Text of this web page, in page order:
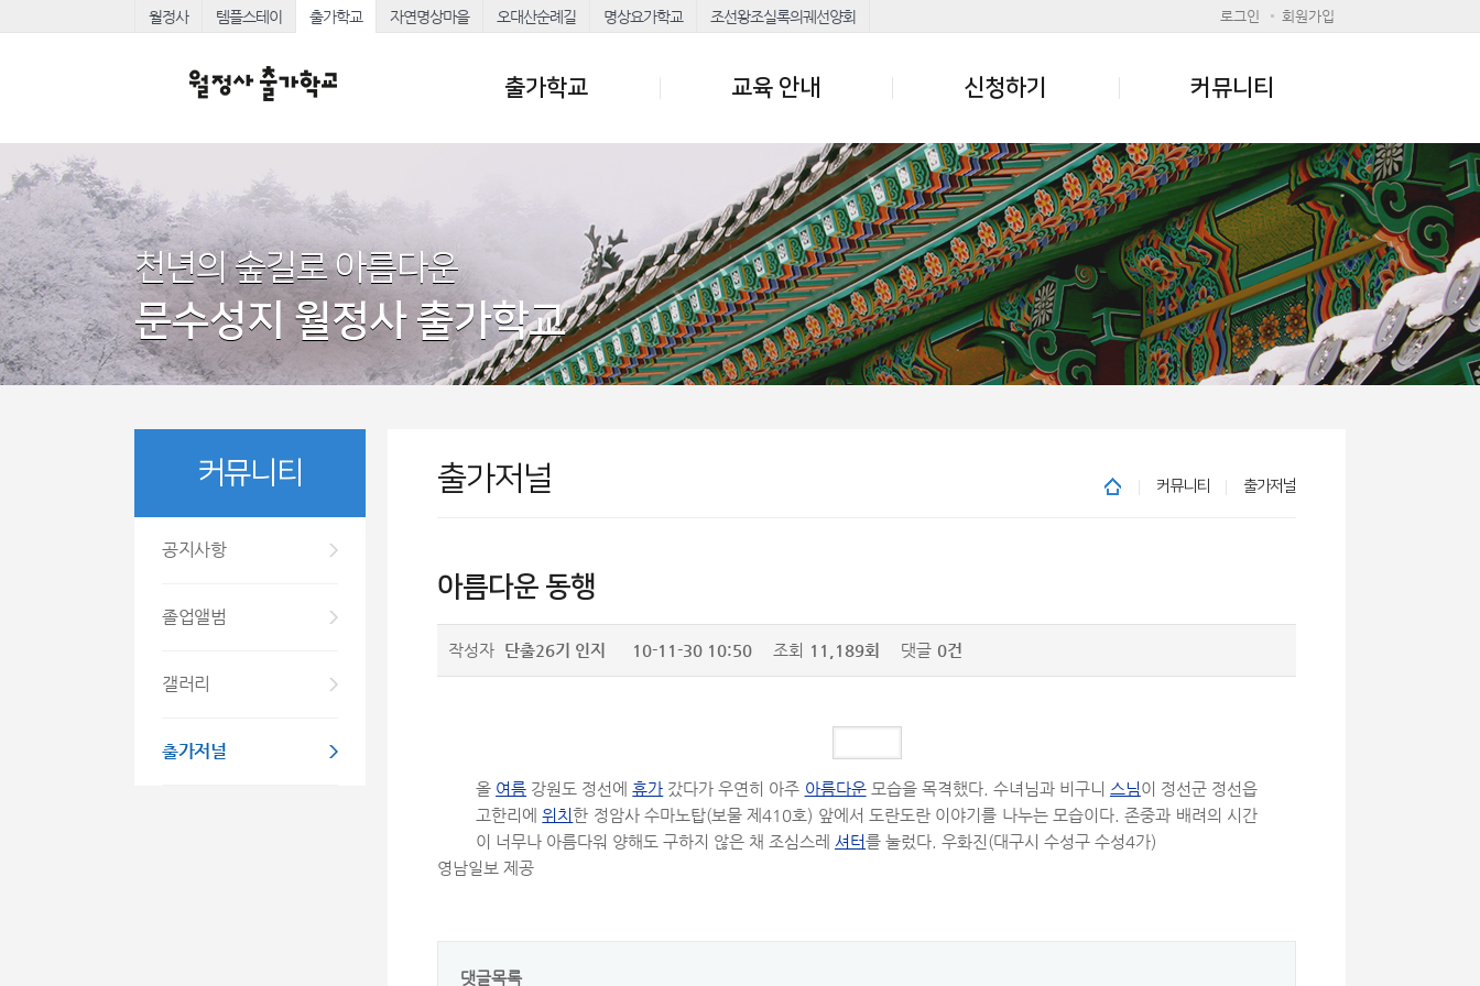
월정사 템플스테이 출가학교 자연명상마을 오대산순례길 명상요가학교 조선왕조실록의궤선양회 로그인 회원가입
출가학교 교육 안내 신청하기 커뮤니티
천년의 숲길로 아름다운
문수성지 월정사 출가학교
커뮤니티
공지사항
졸업앨범
갤러리
출가저널
커뮤니티 출가저널
출가저널
아름다운 동행
작성자 단출26기 인지 10-11-30 10:50 조회 11,189회 댓글 0건
올 여름 강원도 정선에휴가 갔다가 우연히 아주 아름다운모습을 목격했다. 수녀님과 비구니 스님이 정선군 정선읍
고한리에위치한 정암사 수마노탑(보물 제410호) 앞에서 도란도란 이야기를 나누는 모습이다. 존중과 배려의 시간
이 너무나 아름다워 양해도 구하지 않은 채 조심스레 셔터를 눌렀다. 우화진(대구시 수성구 수성4가)
영남일보 제공
댓글목록